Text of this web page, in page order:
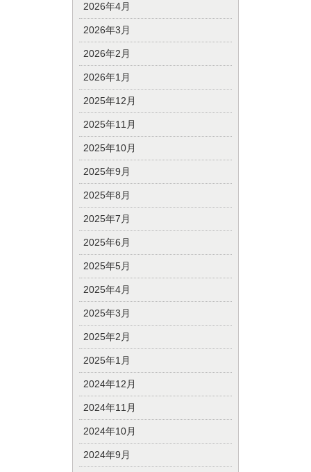
2026年4月
2026年3月
2026年2月
2026年1月
2025年12月
2025年11月
2025年10月
2025年9月
2025年8月
2025年7月
2025年6月
2025年5月
2025年4月
2025年3月
2025年2月
2025年1月
2024年12月
2024年11月
2024年10月
2024年9月